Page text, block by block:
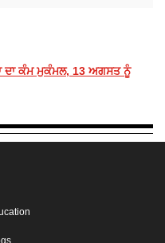
ਕੰਮ ਮੁਕੰਮਲ, 13 ਅਗਸਤ ਨੂੰ